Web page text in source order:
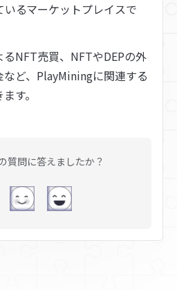
るマーケットプレイスで
NFT売買、NFTやDEPの外
ど、PlayMiningに関連する
す。
質問に答えましたか？